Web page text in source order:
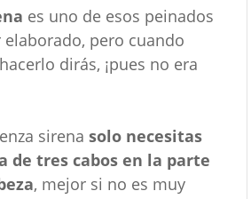
es uno de esos peinados
pero cuando
dirás, ¡pues no era
sirena solo necesitas
de tres cabos en la parte
, mejor si no es muy